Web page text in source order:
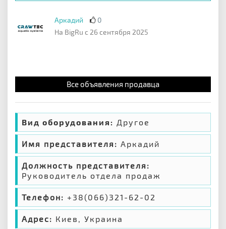
Аркадий
0
На BigRu с 26 сентября 2025
Все объявления продавца
Вид оборудования: Другое
Имя представителя: Аркадий
Должность представителя:
Руководитель отдела продаж
Телефон: +38(066)321-62-02
Адрес: Киев, Украина